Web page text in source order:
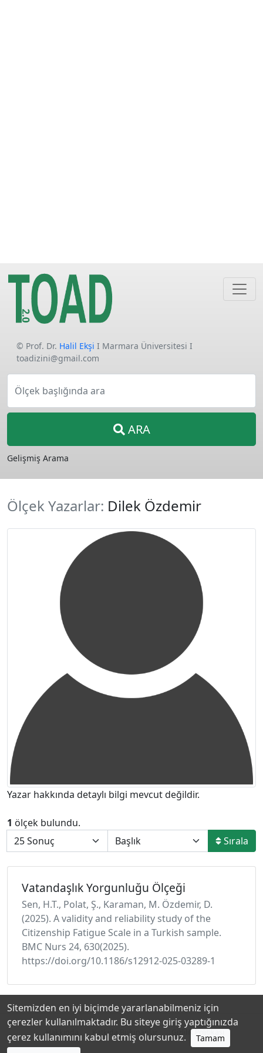
© Prof. Dr. Halil Ekşi I Marmara Üniversitesi I
toadizini@gmail.com
Ölçek başlığında ara
ARA
Gelişmiş Arama
Ölçek Yazarlar: Dilek Özdemir
Yazar hakkında detaylı bilgi mevcut değildir.
1 ölçek bulundu.
Sırala
Vatandaşlık Yorgunluğu Ölçeği
Sen, H.T., Polat, Ş., Karaman, M. Özdemir, D.
(2025). A validity and reliability study of the
Citizenship Fatigue Scale in a Turkish sample.
BMC Nurs 24, 630(2025).
https://doi.org/10.1186/s12912-025-03289-1
Hakkında Katkıda Bulunanlar Gizlilik Politikası
Sitemizden en iyi biçimde yararlanabilmeniz için
çerezler kullanılmaktadır. Bu siteye giriş yaptığınızda
çerez kullanımını kabul etmiş olursunuz.
Tamam